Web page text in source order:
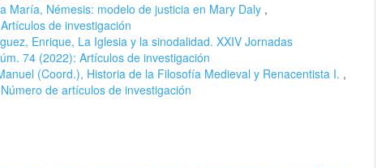
María, Némesis: modelo de justicia en Mary Daly ,
de investigación
Enrique, La Iglesia y la sinodalidad. XXIV Jornadas
74 (2022): Artículos de investigación
(Coord.), Historia de la Filosofía Medieval y Renacentista I. ,
de artículos de investigación